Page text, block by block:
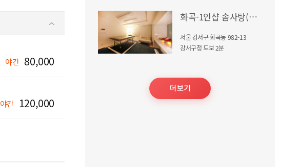
야간 80,000
야간 120,000
화곡-1인샵 솜사탕(강서)
서울 강서구 화곡동 982-13
강서구청 도보 2분
더보기